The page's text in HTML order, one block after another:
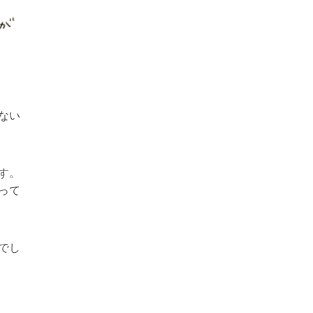
い
て
し